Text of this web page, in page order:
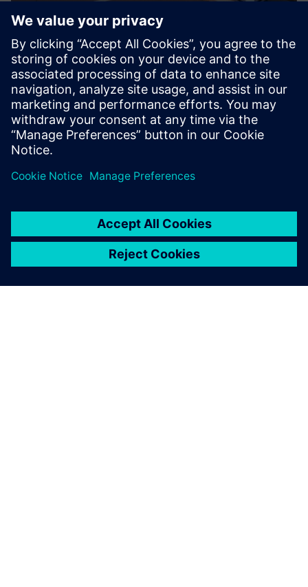
Clean Fuel Standard Management
Platform
Ett dashbord for alle dine insentivbehov for rent drivstoff.
API tilgjengelig for å koble til dine eksisterende dashbord.
Lær mer